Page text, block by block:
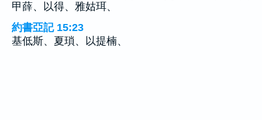
甲薛、以得、雅姑珥、
約書亞記 15:23
基低斯、夏瑣、以提楠、